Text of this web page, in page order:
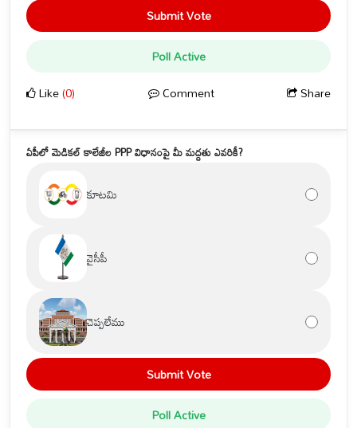
Submit Vote
Poll Active
Like(0) Comment Share
ఏపీలో మెడికల్ కాలేజీల PPP విధానంపై మీ మద్దతు ఎవరికీ?
కూటమి
వైసీపీ
చెప్పలేము
Submit Vote
Poll Active